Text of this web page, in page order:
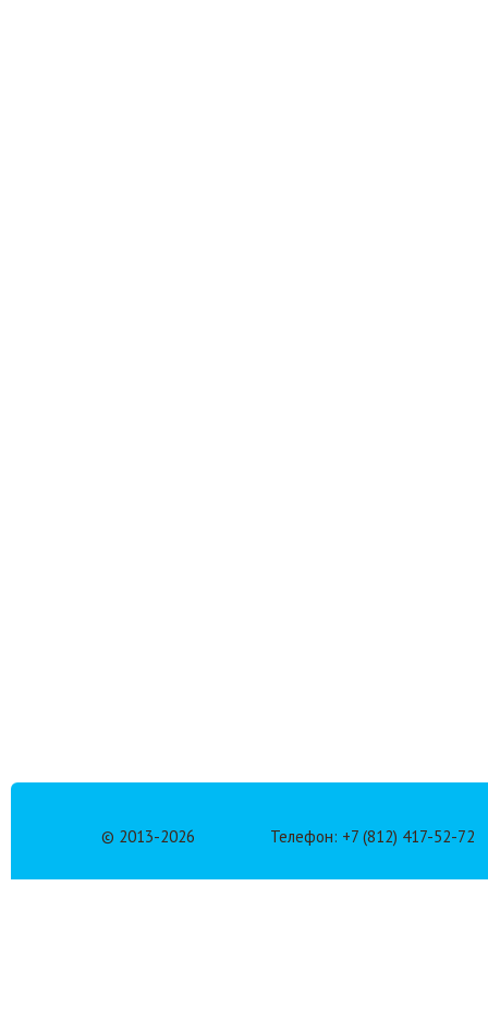
© 2013-2026 Телефон: +7 (812) 417-52-72